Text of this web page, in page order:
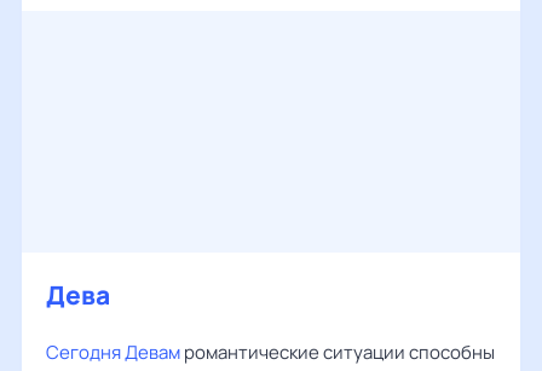
Дева
Сегодня Девамромантические ситуации способны